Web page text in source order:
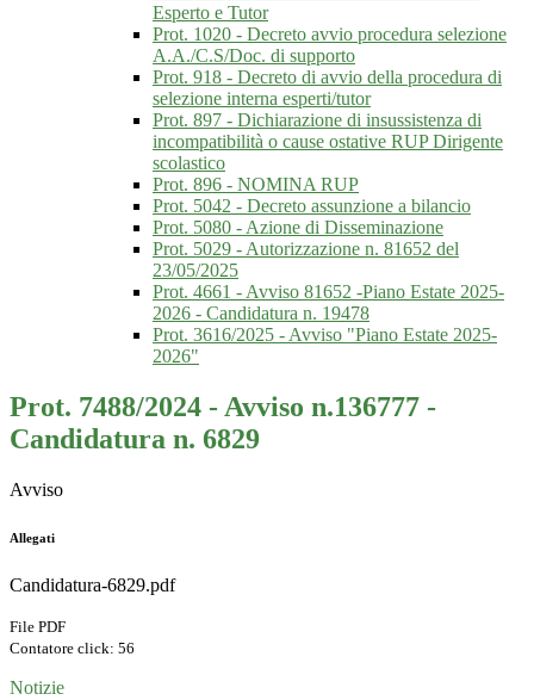
Esperto e Tutor
Prot. 1020 - Decreto avvio procedura selezione
A.A./C.S/Doc. di supporto
Prot. 918 - Decreto di avvio della procedura di
selezione interna esperti/tutor
Prot. 897 - Dichiarazione di insussistenza di
incompatibilità o cause ostative RUP Dirigente
scolastico
Prot. 896 - NOMINA RUP
Prot. 5042 - Decreto assunzione a bilancio
Prot. 5080 - Azione di Disseminazione
Prot. 5029 - Autorizzazione n. 81652 del
23/05/2025
Prot. 4661 - Avviso 81652 -Piano Estate 2025-
2026 - Candidatura n. 19478
Prot. 3616/2025 - Avviso "Piano Estate 2025-
2026"
Prot. 7488/2024 - Avviso n.136777 -
Candidatura n. 6829
Avviso
Allegati
Candidatura-6829.pdf
File PDF
Contatore click: 56
Notizie